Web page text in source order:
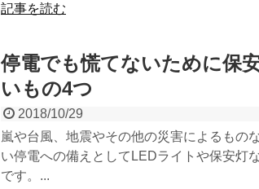
記事を読む
停電でも慌てないために保
いもの4つ
2018/10/29
嵐や台風、地震やその他の災害によるもの
い停電への備えとしてLEDライトや保安灯
です。...